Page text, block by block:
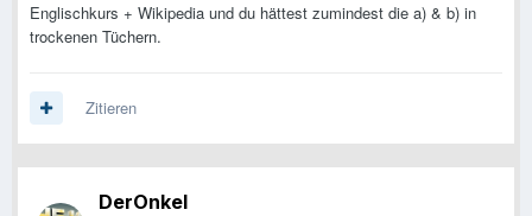
Englischkurs + Wikipedia und du hättest zumindest die a) & b) in
trockenen Tüchern.
Zitieren
DerOnkel